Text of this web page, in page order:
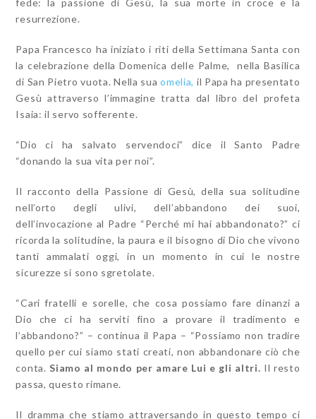
resurrezione.
Papa Francesco ha iniziato i riti della Settimana Santa con
la celebrazione della Domenica delle Palme, nella Basilica
di San Pietro vuota. Nella suaomelia, il Papa ha presentato
Gesù attraverso l’immagine tratta dal libro del profeta
Isaia: il servo sofferente.
“Dio ci ha salvato servendoci” dice il Santo Padre
“donando la sua vita per noi”.
Il racconto della Passione di Gesù, della sua solitudine
nell’orto degli ulivi, dell’abbandono dei suoi,
dell’invocazione al Padre “Perché mi hai abbandonato?” ci
ricorda la solitudine, la paura e il bisogno di Dio che vivono
tanti ammalati oggi, in un momento in cui le nostre
sicurezze si sono sgretolate.
“Cari fratelli e sorelle, che cosa possiamo fare dinanzi a
Dio che ci ha serviti fino a provare il tradimento e
l’abbandono?” – continua il Papa – “Possiamo non tradire
quello per cui siamo stati creati, non abbandonare ciò che
conta.Siamo al mondo per amare Lui e gli altri. Il resto
passa, questo rimane.
Il dramma che stiamo attraversando in questo tempo ci